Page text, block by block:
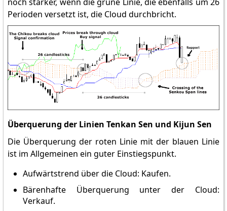
Perioden versetzt ist, die Cloud durchbricht.
Überquerung der Linien Tenkan Sen und Kijun Sen
Die Überquerung der roten Linie mit der blauen Linie
ist im Allgemeinen ein guter Einstiegspunkt.
Aufwärtstrend über die Cloud: Kaufen.
Bärenhafte Überquerung unter der Cloud:
Verkauf.